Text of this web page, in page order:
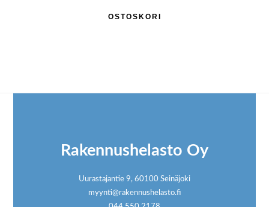
OSTOSKORI
Rakennushelasto Oy
Uurastajantie 9, 60100 Seinäjoki
myynti@rakennushelasto.fi